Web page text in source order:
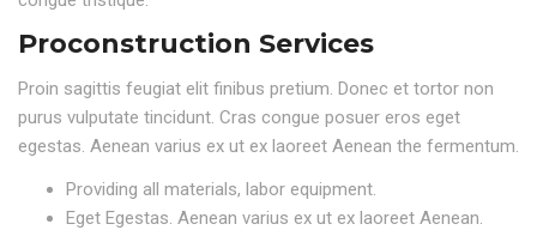
Proconstruction Services
Proin sagittis feugiat elit finibus pretium. Donec et tortor non
purus vulputate tincidunt. Cras congue posuer eros eget
egestas. Aenean varius ex ut ex laoreet Aenean the fermentum.
Providing all materials, labor equipment.
Eget Egestas. Aenean varius ex ut ex laoreet Aenean.